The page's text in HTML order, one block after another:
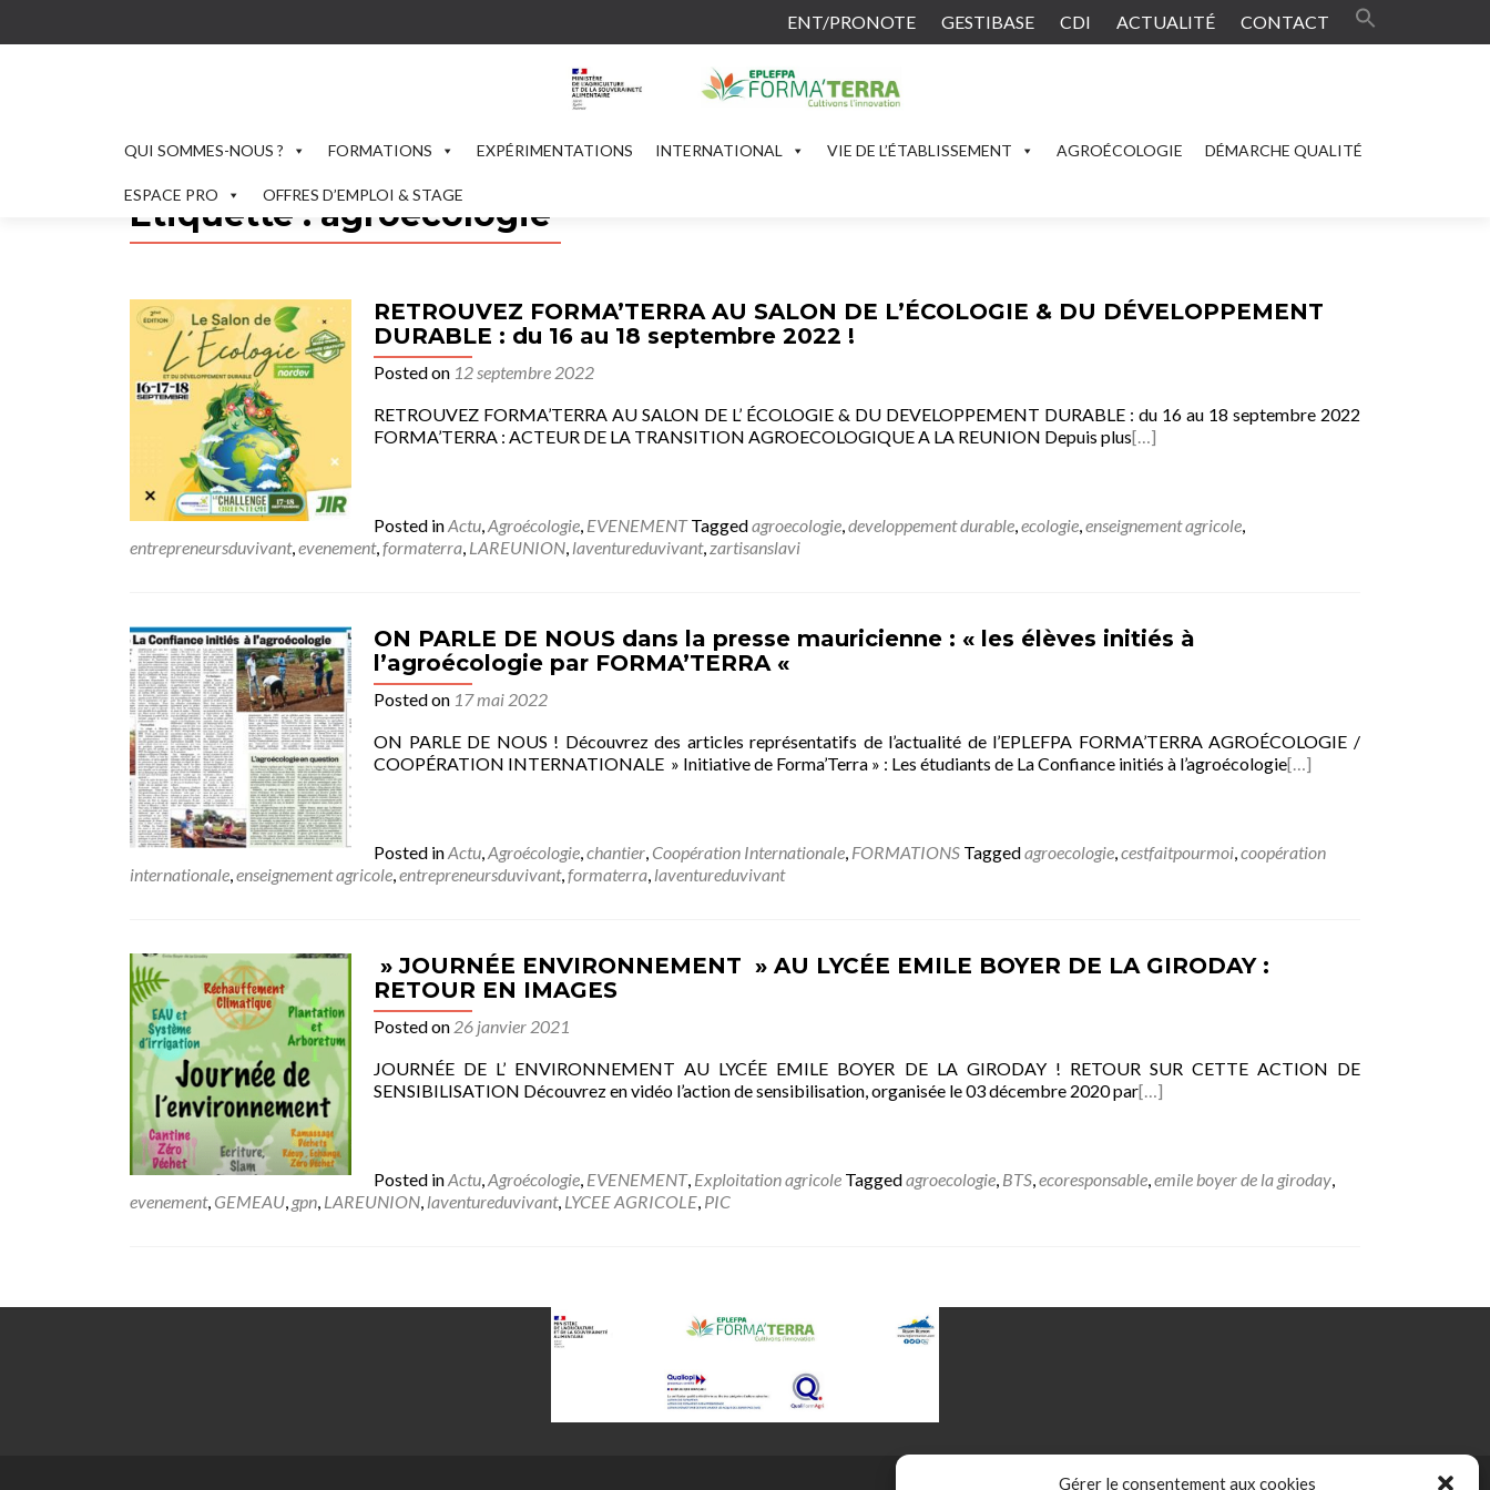
Gérer le consentement aux cookies
ENT/PRONOTE GESTIBASE CDI ACTUALITÉ CONTACT
QUI SOMMES-NOUS ? FORMATIONS EXPÉRIMENTATIONS INTERNATIONAL VIE DE L’ÉTABLISSEMENT AGROÉCOLOGIE DÉMARCHE QUALITÉ
ESPACE PRO OFFRES D’EMPLOI & STAGE
Étiquette :agroecologie
RETROUVEZ FORMA’TERRA AU SALON DE L’ÉCOLOGIE & DU DÉVELOPPEMENT
DURABLE : du 16 au 18 septembre 2022 !
Posted on 12 septembre 2022
RETROUVEZ FORMA’TERRA AU SALON DE L’ ÉCOLOGIE & DU DEVELOPPEMENT DURABLE : du 16 au 18 septembre 2022
FORMA’TERRA : ACTEUR DE LA TRANSITION AGROECOLOGIQUE A LA REUNION Depuis plus[…]
Posted inActu,Agroécologie, EVENEMENT Taggedagroecologie,developpement durable,ecologie,enseignement agricole,
entrepreneursduvivant,evenement,formaterra, LAREUNION, laventureduvivant,zartisanslavi
ON PARLE DE NOUS dans la presse mauricienne : « les élèves initiés à
l’agroécologie par FORMA’TERRA «
Posted on 17 mai 2022
ON PARLE DE NOUS ! Découvrez des articles représentatifs de l’actualité de l’EPLEFPA FORMA’TERRA AGROÉCOLOGIE /
COOPÉRATION INTERNATIONALE » Initiative de Forma’Terra » : Les étudiants de La Confiance initiés à l’agroécologie[…]
Posted inActu,Agroécologie,chantier, Coopération Internationale, FORMATIONS Taggedagroecologie,cestfaitpourmoi,coopération
internationale,enseignement agricole,entrepreneursduvivant,formaterra, laventureduvivant
» JOURNÉE ENVIRONNEMENT » AU LYCÉE EMILE BOYER DE LA GIRODAY :
RETOUR EN IMAGES
Posted on 26 janvier 2021
JOURNÉE DE L’ ENVIRONNEMENT AU LYCÉE EMILE BOYER DE LA GIRODAY ! RETOUR SUR CETTE ACTION DE
SENSIBILISATION Découvrez en vidéo l’action de sensibilisation, organisée le 03 décembre 2020 par[…]
Posted inActu,Agroécologie, EVENEMENT, Exploitation agricole Taggedagroecologie, BTS,ecoresponsable,emile boyer de la giroday,
evenement, GEMEAU, gpn, LAREUNION, laventureduvivant, LYCEE AGRICOLE, PIC
Posts navigation